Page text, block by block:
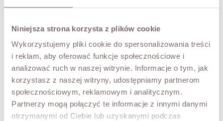
Niniejsza strona korzysta z plików cookie
Wykorzystujemy pliki cookie do spersonalizowania treści
i reklam, aby oferować funkcje społecznościowe i
analizować ruch w naszej witrynie. Informacje o tym, jak
korzystasz z naszej witryny, udostępniamy partnerom
społecznościowym, reklamowym i analitycznym.
Partnerzy mogą połączyć te informacje z innymi danymi
otrzymanymi od Ciebie lub uzyskanymi podczas
The KRISTIN jacket-style dress. Buttons down the front,
with the option to cinch it with the included belt.
Wonderfully original and full of character. Shoulder pads,
puff sleeves with gathers. Pockets hidden in the side
seams. The dress is lined. Made in Poland.
The model is 173 cm tall and is wearing a size S.
FABRIC / ADDITIONAL INFORMATION